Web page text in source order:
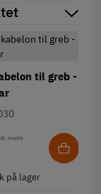
til greb -
moms
på lager